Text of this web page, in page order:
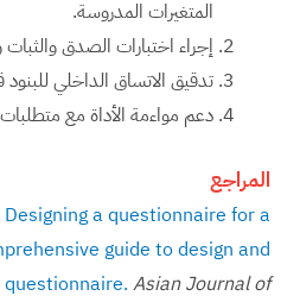
المتغيرات المدروسة.
إجراء اختبارات الصدق والثبات
تدقيق الاتساق الداخلي للبنود
دعم مواءمة الأداة مع متطلبات
المراجع
Designing a questionnaire for a
guide to design and
Asian Journal of